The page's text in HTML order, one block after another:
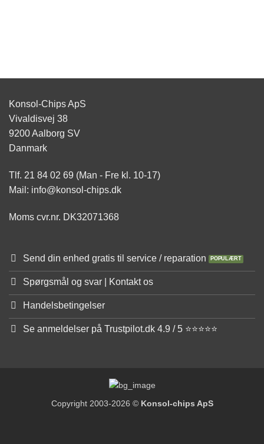
Konsol-Chips ApS
Vivaldisvej 38
9200 Aalborg SV
Danmark
Tlf. 21 84 02 69 (Man - Fre kl. 10-17)
Mail: info@konsol-chips.dk
Moms cvr.nr. DK32071368
Send din enhed gratis til service / reparation
Spørgsmål og svar | Kontakt os
Handelsbetingelser
Se anmeldelser på Trustpilot.dk 4.9 / 5 ⭐⭐⭐⭐⭐
Copyright 2003-2026 © Konsol-chips ApS